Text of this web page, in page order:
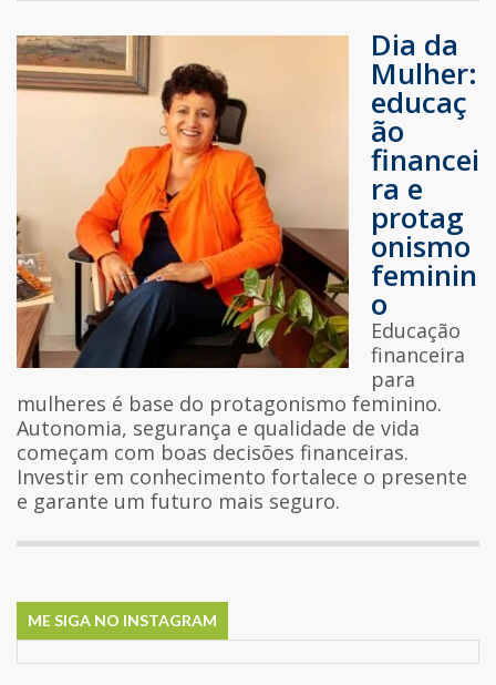
Dia da
Mulher:
educaç
ão
financei
ra e
protag
onismo
feminin
o
Educação
financeira
para
mulheres é base do protagonismo feminino.
Autonomia, segurança e qualidade de vida
começam com boas decisões financeiras.
Investir em conhecimento fortalece o presente
e garante um futuro mais seguro.
ME SIGA NO INSTAGRAM